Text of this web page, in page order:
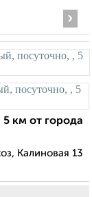
›
км от города
Калиновая 13